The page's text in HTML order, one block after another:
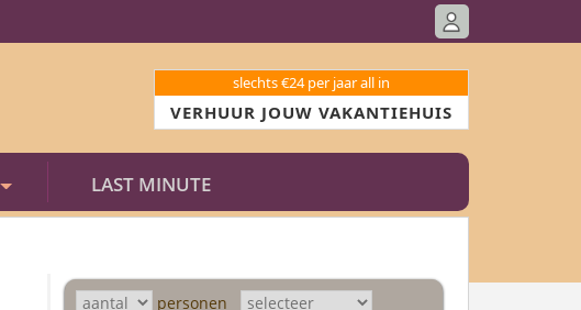
slechts €24 per jaar all in
VERHUUR JOUW VAKANTIEHUIS
LAST MINUTE
personen